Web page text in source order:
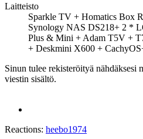
Laitteisto
Sparkle TV + Homatics Box
Synology NAS DS218+ 2 *
Plus & Mini + Adam T5V +
+ Deskmini X600 +
Sinun tulee rekisteröityä nähdäksesi
viestin sisältö.
Reactions: heebo1974